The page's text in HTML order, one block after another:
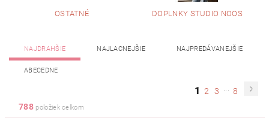
OSTATNÉ DOPLNKY STUDIO NOOS
NAJDRAHŠIE NAJLACNEJŠIE NAJPREDÁVANEJŠIE
ABECEDNE
1 2 3 ... 8
788položiek celkom